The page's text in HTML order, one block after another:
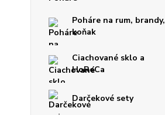
Poháre na rum, brandy,
koňak
Ciachované sklo a
HoReCa
Darčekové sety